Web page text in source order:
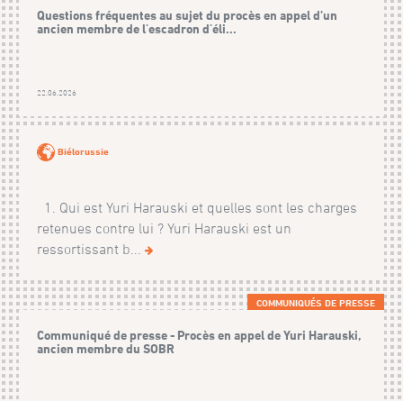
Questions fréquentes au sujet du procès en appel d’un
ancien membre de l'escadron d'éli...
22.06.2026
Biélorussie
1. Qui est Yuri Harauski et quelles sont les charges
retenues contre lui ? Yuri Harauski est un
ressortissant b...
COMMUNIQUÉS DE PRESSE
Communiqué de presse - Procès en appel de Yuri Harauski,
ancien membre du SOBR